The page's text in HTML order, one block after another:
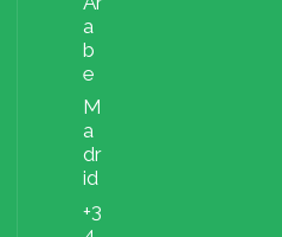
a
b
e
M
a
dr
id
+3